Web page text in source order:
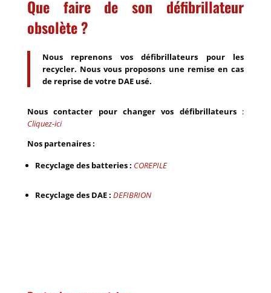
Que faire de son défibrillateur
obsolète ?
Nous reprenons vos défibrillateurs pour les
recycler. Nous vous proposons une remise en cas
de reprise de votre DAE usé.
Nous contacter pour changer vos défibrillateurs:
Cliquez-ici
Nos partenaires :
Recyclage des batteries : COREPILE
Recyclage des DAE : DEFIBRION